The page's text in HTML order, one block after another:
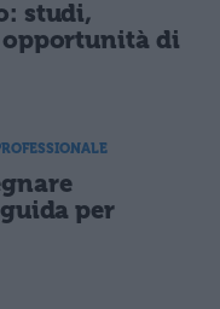
studi,
di
per